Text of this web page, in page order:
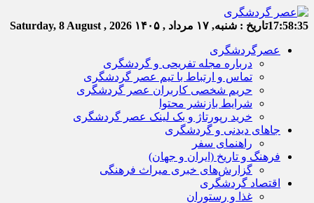
17:58:36تاریخ : شنبه, ۱۷ مرداد , ۱۴۰۵ Saturday, 8 August , 2026
عصرگردشگری
درباره مجله تفریحی و گردشگری
تماس و ارتباط با تیم عصر گردشگری
حریم شخصی کاربران عصر گردشگری
شرایط بازنشر محتوا
خرید رپورتاژ و بک لینک عصر گردشگری
جاهای دیدنی و گردشگری
راهنمای سفر
فرهنگ و تاریخ (ایران و جهان)
گزارش‌های خبری میراث فرهنگی
اقتصاد گردشگری
غذا و رستوران